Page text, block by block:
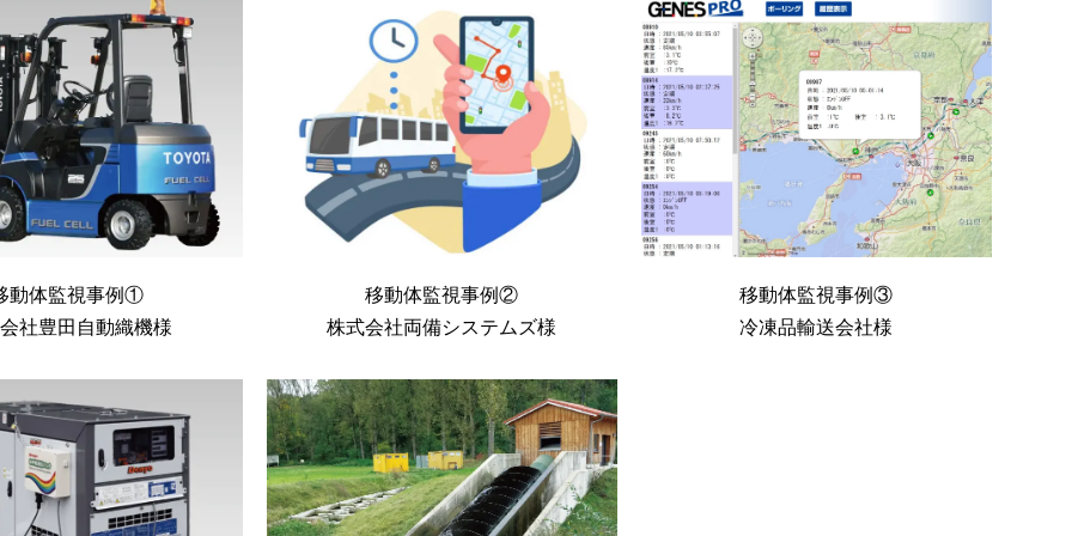
動体監視事例①
社豊田自動織機様
移動体監視事例②
株式会社両備システムズ様
移動体監視事例③
冷凍品輸送会社様